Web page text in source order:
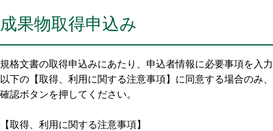
成果物取得申込み
規格文書の取得申込みにあたり、申込者情報に必要事項を入
以下の【取得、利用に関する注意事項】に同意する場合のみ
確認ボタンを押してください。
【取得、利用に関する注意事項】